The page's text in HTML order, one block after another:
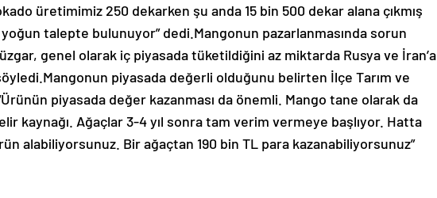
üretimimiz 250 dekarken şu anda 15 bin 500 dekar alana çıkmış
talepte bulunuyor” dedi.Mangonun pazarlanmasında sorun
genel olarak iç piyasada tüketildiğini az miktarda Rusya ve İran’a
piyasada değerli olduğunu belirten İlçe Tarım ve
piyasada değer kazanması da önemli. Mango tane olarak da
kaynağı. Ağaçlar 3-4 yıl sonra tam verim vermeye başlıyor. Hatta
alabiliyorsunuz. Bir ağaçtan 190 bin TL para kazanabiliyorsunuz”